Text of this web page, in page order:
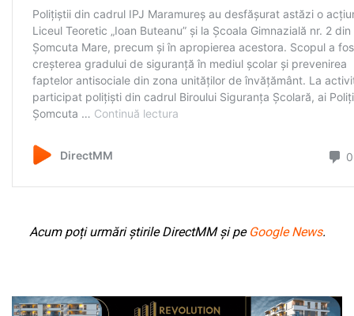
Acum poți urmări știrile DirectMM și pe Google News.